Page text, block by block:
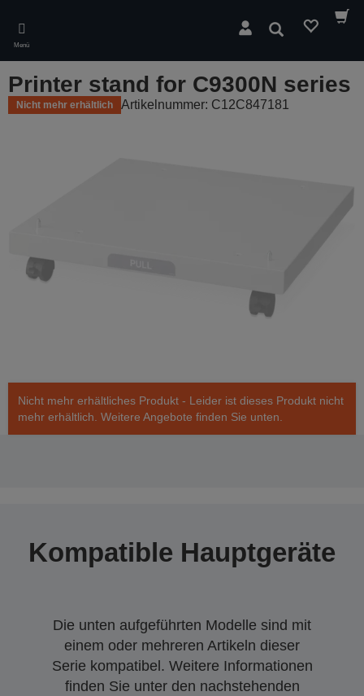
main
content
Menü
Suchen
Printer stand for C9300N series
Nicht mehr erhältlich Artikelnummer: C12C847181
Nicht mehr erhältliches Produkt - Leider ist dieses Produkt nicht
mehr erhältlich. Weitere Angebote finden Sie unten.
Kompatible Hauptgeräte
Die unten aufgeführten Modelle sind mit
einem oder mehreren Artikeln dieser
Serie kompatibel. Weitere Informationen
finden Sie unter den nachstehenden